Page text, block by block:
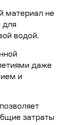
материал не
для
водой.
даже
и
затраты